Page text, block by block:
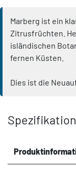
Marberg ist ein
Zitrusfrüchten.
isländischen
fernen Küsten.
Dies ist die